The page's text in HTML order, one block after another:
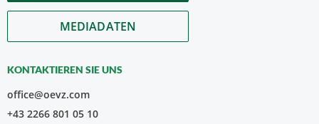
MEDIADATEN
KONTAKTIEREN SIE UNS
office@oevz.com
+43 2266 801 05 10